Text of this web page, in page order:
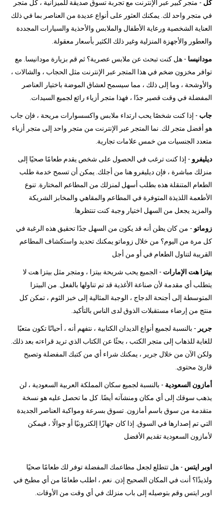
كل - متجر كبير عبر الإنترنت مع تجربة تسوق صديقة للميزانية ، كل متجر
في متجر واحد لك. يمكنك العثور على أنواع عديدة من العناصر بما في ذلك
العناية الشخصية ورعاية الأطفال والملابس والأحذية والسيارات المجددة
والعطور والأجهزة المنزلية وغير ذلك الكثير بأسعار معقولة.
مودانيسا - هل كنت تبحث عن ملابس عصرية؟ ثم قم بزيارة مودانيسا. مع
توافر مخزون ضخم في هذا المتجر عبر الإنترنت مثل الحجاب ، والشالات ،
والأوشحة ، وما إلى ذلك ، مما سيسمح لعشاق الموضة باختيار العناصر
المفضلة في وقت قصير جدًا ، فهذا متجر أزياء رائع لجميع السيدات.
جاب - إذا كنت شخصًا يحب ارتداء ملابس واكسسوارات مريحة ، فإن جاب
هو أفضل متجر لك. نما المتجر عبر الإنترنت من متجر واحد إلى متجر أزياء
متعدد الجنسيات من خمس علامات تجارية.
ديليفرو - إذا كنت ترغب في الحصول على شخص يقدم طعامًا صحيًا إلى
منزلك مباشرة ، فإن ديليفرو هنا من أجلك. يمكن أن تسمح خدمة طلب
الطعام المتنقلة هذه بطلب أسهل لمنزلك من المطاعم المختارة. تنوع
الأطعمة اللذيذة المتوفرة في المطاعم والمقاهي والمخابز الشريكة
والمزيد يجعل من السهل اختيار وجبة كنت تنتظرها.
زوماتو - من كان يظن أنه قد يكون من السهل جدًا تحقيق هذه الرغبة في
كل مرة من اليوم؟ من خلال زوماتو يمكنك تحديد واستكشاف المطاعم
القريبة لتناول الطعام في أو من أجل
بيتزا هت الإمارات - الجميع يحب شريحة بيتزا ، ومتجر مثل بيتزا هت لا
يتطلب أي مقدمة لأن صناعة الأغذية قد تم تناولها بالفعل. من البيتزا
المتوسطة إلى أجنحة الدجاج ، الوجبة المثالية إلى خبز الثوم ، تمكن كل
منتج من إرضاء مستقبلات الذوق لدى الناس بالتأكيد.
جرير - بالنسبة لجميع أنواع الديدان الكتابية ، نتفهم أنه ، أحيانًا تكون متعبًا
للغاية للذهاب إلى متجر الكتب ، بحثًا عن الكتاب الذي تريد قراءته بعد ذلك.
ولكن الآن من خلال جرير ، يمكنك شراء أي من كتبك المفضلة وتصبح
قارئ محتوى.
أمازون السعودية - بالنسبة لجميع سكان المملكة العربية السعودية ، لن
يذهب سوقك إلى أي مكان ومنشآته أيضًا. كل ما تحصل عليه هو نسخة
متقدمة من سوق باسم أمازون. تسوق بسرعة ومواكبة العناصر الجديدة
التي تم إصدارها في السوق. إذا كان جهازًا إلكترونيًا أو جوالًا ، فيمكن
لأمازون السعودية تقديم الأفضل
اوبر ايتس - هل تتطلع لجعل مطاعمك المفضلة توفر لك طعامًا صحيًا
ولذيذًا؟ أنت في المكان الصحيح إذن. نعم ، اطلب طعامًا من أي مطبخ في
اوبر ايتس وقم بتوصيله إلى باب منزلك في أي وقت من الأوقات.